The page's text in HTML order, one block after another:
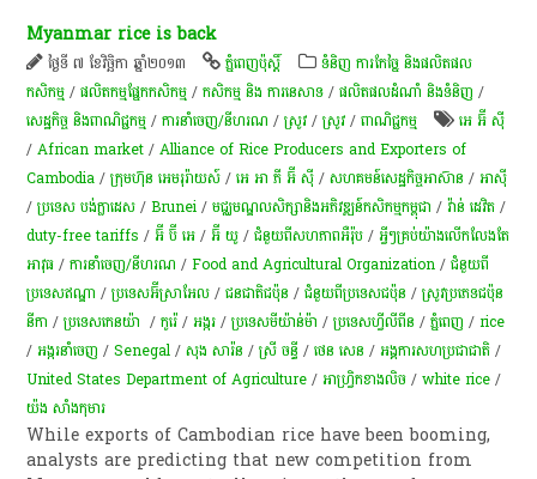
Myanmar rice is back
ថ្ងៃទី ៧ ខែវិច្ឆិកា ឆ្នាំ២០១៣ ភ្នំពេញប៉ុស្តិ៍
ទំនិញ ការកែច្នៃ និងផលិតផល
កសិកម្ម /​ផលិតកម្ម​ផ្នែក​កសិកម្ម​ /កសិកម្ម​ និង​ ការ​នេ​សាទ​ /ផលិតផលដំណាំ និងទំនិញ /
សេដ្ឋកិច្ច និងពាណិជ្ជកម្ម /ការនាំចេញ/នីហរណ /​ស្រូវ​ /​ស្រូវ​ /ពាណិជ្ជកម្ម
អេ អ៊ី ស៊ី
/African market /Alliance of Rice Producers and Exporters of
Cambodia /ក្រុមហ៊ុន អេមរុរ៉ាយស៍ /អេ អា ភី អ៊ី ស៊ី /សហគមន៍​សេដ្ឋកិច្ច​អាស៊ាន /អាស៊ី
/ប្រទេស បង់ក្លាដេស /Brunei /មជ្ឈមណ្ឌលសិក្សានិងអភិវឌ្ឍន៍កសិកម្មកម្ពុជា /វ៉ាន់ ដេវិត /
duty-free tariffs /អ៊ី ប៊ី អេ /អ៊ី យូ /ជំនួយពីសហភាពអឺរ៉ុប /អ្វីៗ​គ្រប់​យ៉ាង​លើក​លែង​តែ​
អាវុធ /ការនាំចេញ/នីហរណ /Food and Agricultural Organization /ជំនួយពី
ប្រទេសឥណ្ឌា /ប្រ​ទេស​អ៊ីស្រាអែល /ជនជាតិជប៉ុន /ជំនួយពីប្រទេសជប៉ុន /​ស្រូវ​ប្រភេទ​ជប៉ុន​
នី​កា /ប្រទេស​កេនយ៉ា ​ /កូរ៉េ /​អង្ករ /ប្រទេសមីយ៉ាន់ម៉ា /ប្រទេសហ្វីលីពីន /ភ្នំពេញ /rice
/​អង្ករ​នាំចេញ​​ /Senegal /សុង សារ៉ន /ស្រី ចន្ធី/ថេន​ សេន /អង្គការសហប្រជាជាតិ /
United States Department of Agriculture /អាហ្វ្រិកខាងលិច /white rice /
យ៉ង សាំង​កុមារ
While exports of Cambodian rice have been booming,
analysts are predicting that new competition from